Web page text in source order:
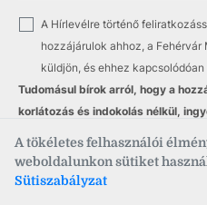
A tökéletes felhasználói
weboldalunkon sütiket
Sütiszabályzat
✓
A Hírlevélre történő
hozzájárulok ahhoz, a
küldjön, és ehhez
Tudomásul bírok arról, hogy a
korlátozás és indokolás nélkül,
tájékoztatót
megismertem.